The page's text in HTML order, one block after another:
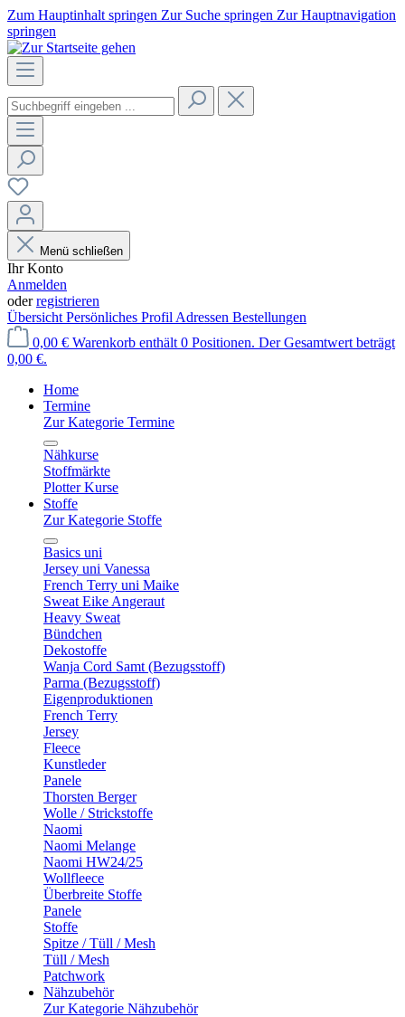
Zum Hauptinhalt springen Zur Suche springen Zur Hauptnavigation
springen
Menü schließen
Ihr Konto
Anmelden
oderregistrieren
Übersicht Persönliches Profil Adressen Bestellungen
0,00 € Warenkorb enthält 0 Positionen. Der Gesamtwert beträgt
0,00 €.
Home
Termine
Zur Kategorie Termine
Nähkurse
Stoffmärkte
Plotter Kurse
Stoffe
Zur Kategorie Stoffe
Basics uni
Jersey uni Vanessa
French Terry uni Maike
Sweat Eike Angeraut
Heavy Sweat
Bündchen
Dekostoffe
Wanja Cord Samt (Bezugsstoff)
Parma (Bezugsstoff)
Eigenproduktionen
French Terry
Jersey
Fleece
Kunstleder
Panele
Thorsten Berger
Wolle / Strickstoffe
Naomi
Naomi Melange
Naomi HW24/25
Wollfleece
Überbreite Stoffe
Panele
Stoffe
Spitze / Tüll / Mesh
Tüll / Mesh
Patchwork
Nähzubehör
Zur Kategorie Nähzubehör